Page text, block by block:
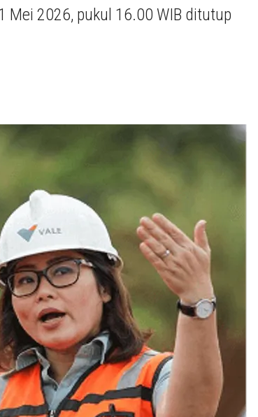
Mei 2026, pukul 16.00 WIB ditutup